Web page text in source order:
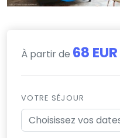
À partir de 68 EUR
VOTRE SÉJOUR